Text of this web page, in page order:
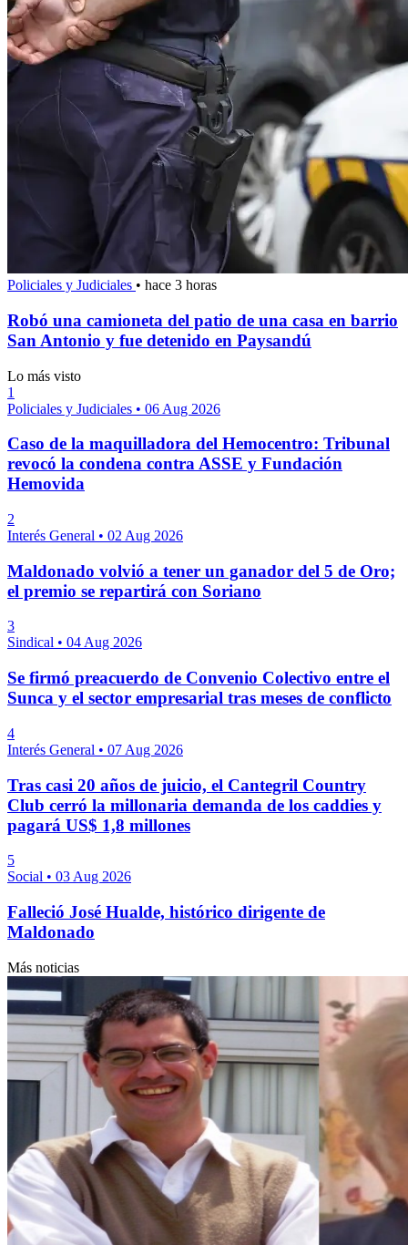
Policiales y Judiciales • hace 3 horas
Robó una camioneta del patio de una casa en barrio
San Antonio y fue detenido en Paysandú
Lo más visto
1
Policiales y Judiciales • 06 Aug 2026
Caso de la maquilladora del Hemocentro: Tribunal
revocó la condena contra ASSE y Fundación
Hemovida
2
Interés General • 02 Aug 2026
Maldonado volvió a tener un ganador del 5 de Oro;
el premio se repartirá con Soriano
3
Sindical • 04 Aug 2026
Se firmó preacuerdo de Convenio Colectivo entre el
Sunca y el sector empresarial tras meses de conflicto
4
Interés General • 07 Aug 2026
Tras casi 20 años de juicio, el Cantegril Country
Club cerró la millonaria demanda de los caddies y
pagará US$ 1,8 millones
5
Social • 03 Aug 2026
Falleció José Hualde, histórico dirigente de
Maldonado
Más noticias